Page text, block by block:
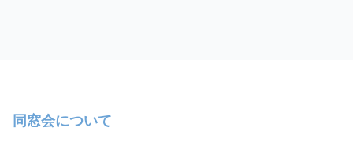
同窓会について